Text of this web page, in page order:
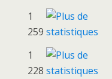
1
259
1
228